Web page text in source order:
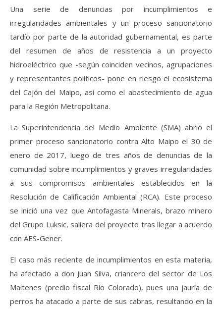
Una serie de denuncias por incumplimientos e
irregularidades ambientales y un proceso sancionatorio
tardío por parte de la autoridad gubernamental, es parte
del resumen de años de resistencia a un proyecto
hidroeléctrico que -según coinciden vecinos, agrupaciones
y representantes políticos- pone en riesgo el ecosistema
del Cajón del Maipo, así como el abastecimiento de agua
para la Región Metropolitana.
La Superintendencia del Medio Ambiente (SMA) abrió el
primer proceso sancionatorio contra Alto Maipo el 30 de
enero de 2017, luego de tres años de denuncias de la
comunidad sobre incumplimientos y graves irregularidades
a sus compromisos ambientales establecidos en la
Resolución de Calificación Ambiental (RCA). Este proceso
se inició una vez que Antofagasta Minerals, brazo minero
del Grupo Luksic, saliera del proyecto tras llegar a acuerdo
con AES-Gener.
El caso más reciente de incumplimientos en esta materia,
ha afectado a don Juan Silva, criancero del sector de Los
Maitenes (predio fiscal Río Colorado), pues una jauría de
perros ha atacado a parte de sus cabras, resultando en la